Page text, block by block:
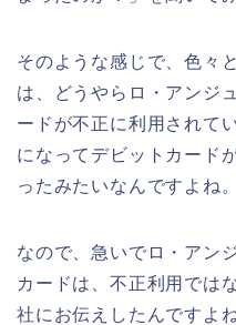
そのような感じで、色々
は、どうやらロ・アンジ
ードが不正に利用されて
になってデビットカード
ったみたいなんですよね。
なので、急いでロ・アン
カードは、不正利用では
社にお伝えしたんですよ